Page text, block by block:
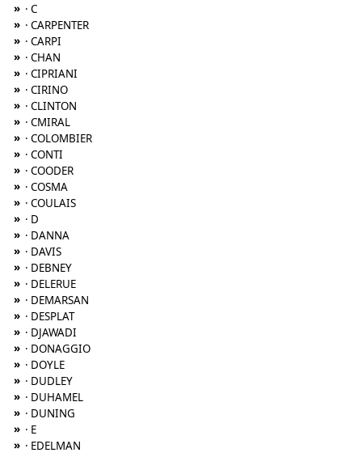
» · C
» · CARPENTER
» · CARPI
» · CHAN
» · CIPRIANI
» · CIRINO
» · CLINTON
» · CMIRAL
» · COLOMBIER
» · CONTI
» · COODER
» · COSMA
» · COULAIS
» · D
» · DANNA
» · DAVIS
» · DEBNEY
» · DELERUE
» · DEMARSAN
» · DESPLAT
» · DJAWADI
» · DONAGGIO
» · DOYLE
» · DUDLEY
» · DUHAMEL
» · DUNING
» · E
» · EDELMAN